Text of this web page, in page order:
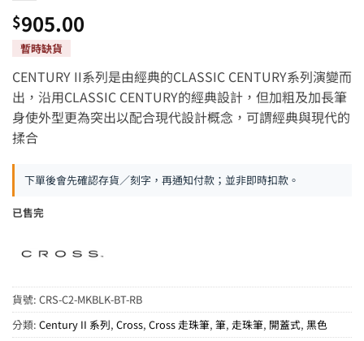
$905.00
CENTURY II系列是由經典的CLASSIC CENTURY系列演變而
出，沿用CLASSIC CENTURY的經典設計，但加粗及加長筆
身使外型更為突出以配合現代設計概念，可謂經典與現代的
揉合
下單後會先確認存貨／刻字，再通知付款；並非即時扣款。
已售完
貨號: CRS-C2-MKBLK-BT-RB
分類: Century II 系列, Cross, Cross 走珠筆, 筆, 走珠筆, 開蓋式, 黑色